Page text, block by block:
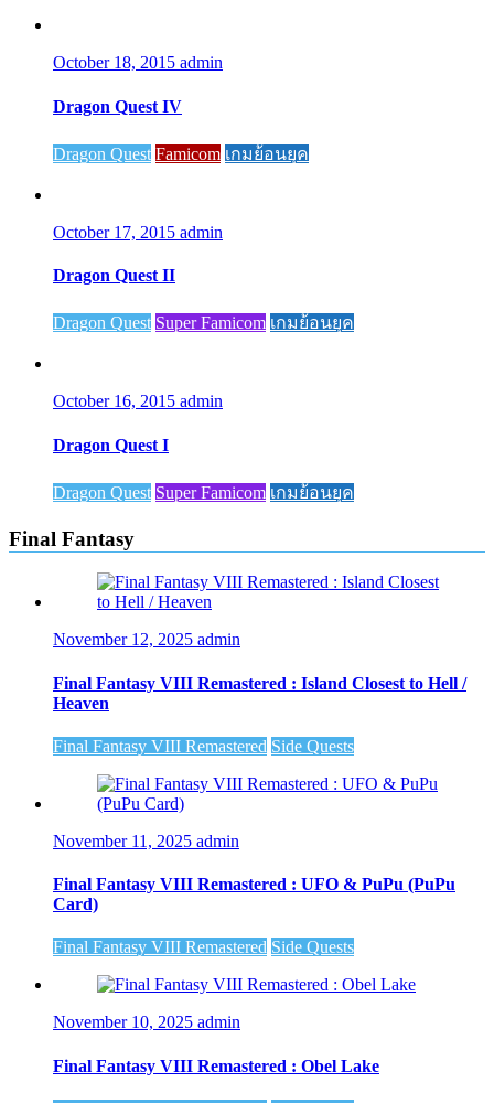
October 18, 2015 admin
Dragon Quest IV
Dragon Quest Famicom เกมย้อนยุค
October 17, 2015 admin
Dragon Quest II
Dragon Quest Super Famicom เกมย้อนยุค
October 16, 2015 admin
Dragon Quest I
Dragon Quest Super Famicom เกมย้อนยุค
Final Fantasy
November 12, 2025 admin
Final Fantasy VIII Remastered : Island Closest to Hell /
Heaven
Final Fantasy VIII Remastered Side Quests
November 11, 2025 admin
Final Fantasy VIII Remastered : UFO & PuPu (PuPu
Card)
Final Fantasy VIII Remastered Side Quests
November 10, 2025 admin
Final Fantasy VIII Remastered : Obel Lake